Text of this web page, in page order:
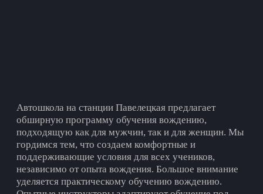
Автошкола на cтанции Павелецкая предлагает
обширную программу обучения вождению,
подходящую как для мужчин, так и для женщин. Мы
гордимся тем, что создаем комфортные и
поддерживающие условия для всех учеников,
независимо от опыта вождения. Большое внимание
уделяется практическому обучению вождению.